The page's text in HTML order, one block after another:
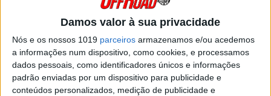
Damos valor à sua privacidade
Nós e os nossos 1019 parceiros armazenamos e/ou acedemos
a informações num dispositivo, como cookies, e processamos
dados pessoais, como identificadores únicos e informações
padrão enviadas por um dispositivo para publicidade e
conteúdos personalizados, medição de publicidade e
Login
USERNAME